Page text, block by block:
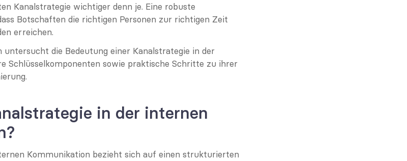
Kanalstrategie wichtiger denn je. Eine robuste
Botschaften die richtigen Personen zur richtigen Zeit
erreichen.
untersucht die Bedeutung einer Kanalstrategie in der
Schlüsselkomponenten sowie praktische Schritte zu ihrer
in der internen
Kommunikation bezieht sich auf einen strukturierten